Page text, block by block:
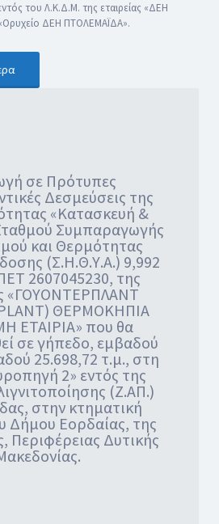
του Λ.Κ.Δ.Μ. της εταιρείας «ΔΕΗ
ΔΕΗ ΠΤΟΛΕΜΑΪΔΑ».
σε Πρότυπες
Δεσμεύσεις της
«Κατασκευή &
Συμπαραγωγής
και Θερμότητας
(Σ.Η.Θ.Υ.Α.) 9,992
2607045230, της
«ΓΟΥΟΝΤΕΡΠΛΑΝΤ
ΘΕΡΜΟΚΗΠΙΑ
ΕΤΑΙΡΙΑ» που θα
σε γήπεδο, εμβαδού
25.698,72 τ.μ., στη
2» εντός της
(Ζ.ΑΠ.)
στην κτηματική
Δήμου Εορδαίας, της
Περιφέρειας Δυτικής